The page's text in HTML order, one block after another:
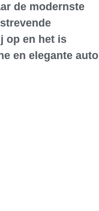
de modernste
op en het is
en elegante auto